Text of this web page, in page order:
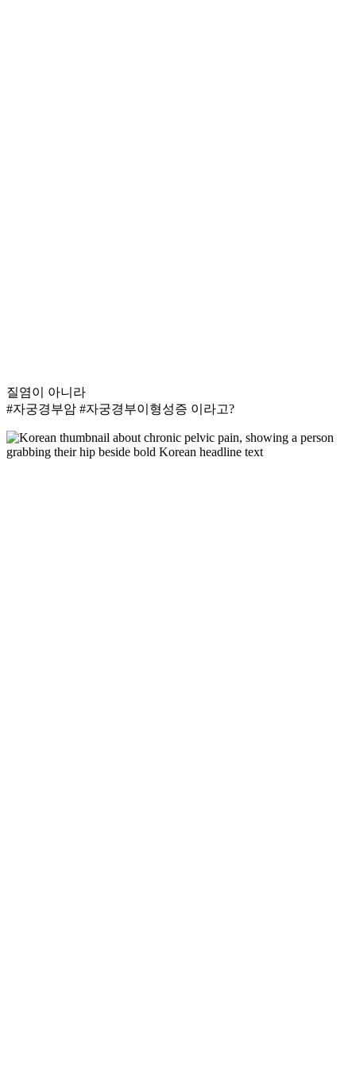
질염이 아니라
#자궁경부암 #자궁경부이형성증 이라고?
Play
Video